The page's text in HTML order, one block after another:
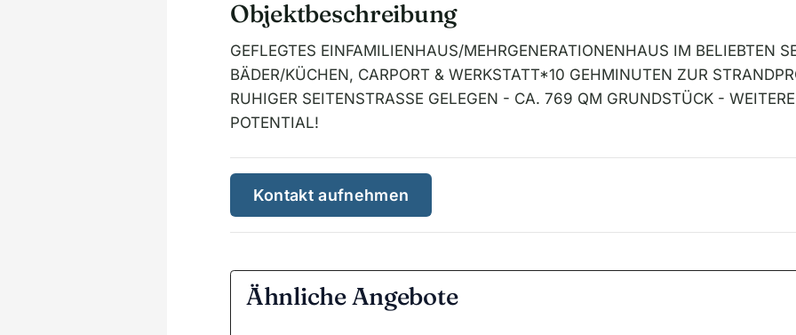
Objektbeschreibung
GEFLEGTES EINFAMILIENHAUS/MEHRGENERATIONENHAUS IM BELIEBTEN
BÄDER/KÜCHEN, CARPORT & WERKSTATT*10 GEHMINUTEN ZUR
RUHIGER SEITENSTRASSE GELEGEN - CA. 769 QM GRUNDSTÜCK -
POTENTIAL!
Kontakt aufnehmen
Ähnliche Angebote